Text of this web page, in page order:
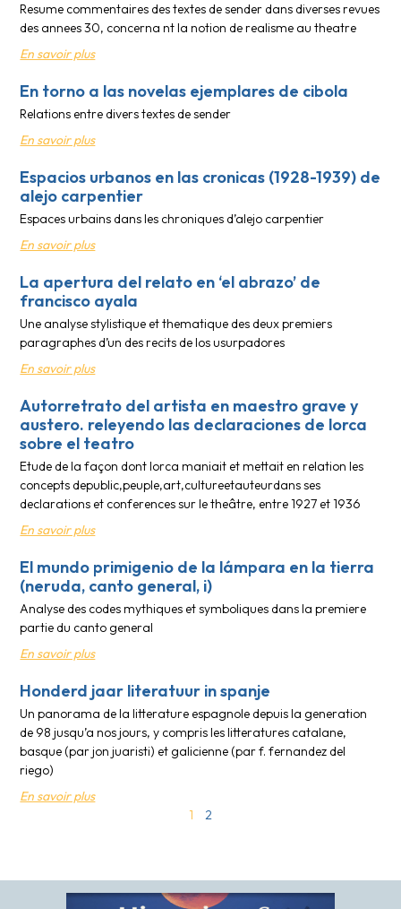
Resume commentaires des textes de sender dans diverses revues
des annees 30, concerna nt la notion de realisme au theatre
En savoir plus
En torno a las novelas ejemplares de cibola
Relations entre divers textes de sender
En savoir plus
Espacios urbanos en las cronicas (1928-1939) de
alejo carpentier
Espaces urbains dans les chroniques d’alejo carpentier
En savoir plus
La apertura del relato en ‘el abrazo’ de
francisco ayala
Une analyse stylistique et thematique des deux premiers
paragraphes d’un des recits de los usurpadores
En savoir plus
Autorretrato del artista en maestro grave y
austero. releyendo las declaraciones de lorca
sobre el teatro
Etude de la façon dont lorca maniait et mettait en relation les
concepts depublic,peuple,art,cultureetauteurdans ses
declarations et conferences sur le theâtre, entre 1927 et 1936
En savoir plus
El mundo primigenio de la lámpara en la tierra
(neruda, canto general, i)
Analyse des codes mythiques et symboliques dans la premiere
partie du canto general
En savoir plus
Honderd jaar literatuur in spanje
Un panorama de la litterature espagnole depuis la generation
de 98 jusqu’a nos jours, y compris les litteratures catalane,
basque (par jon juaristi) et galicienne (par f. fernandez del
riego)
En savoir plus
1
2